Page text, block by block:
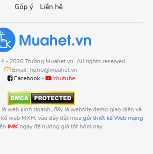
Góp ý
Liên hệ
- 2026 Trường Muahet.vn. All rights reserved.
Email: hotro@muahet.vn
Facebook- Youtube
web kinh doanh, đây là website demo giao diện và
web MXH, vào đây đặt muagói thiết kế Web mạng
IMK ngay để hưởng giá tốt hôm nay.